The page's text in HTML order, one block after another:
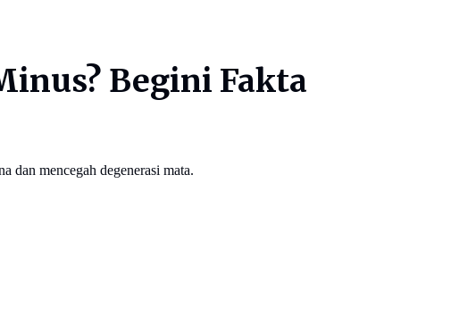
Begini Fakta
dan mencegah degenerasi mata.